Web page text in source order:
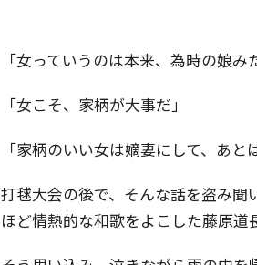
「女っていうのは本来、為時の娘
「女こそ、家柄が大事だ」
「家柄のいい女は嫡妻にして、あ
打毬大会の後で、そんな話を盗み
ほど情熱的な和歌をよこした藤原道